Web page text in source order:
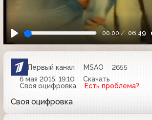
00:00 06:49
Первый канал MSAO
2655
6 мая 2015, 19:10
Скачать
Своя оцифровка
Есть проблема?
Своя оцифровка